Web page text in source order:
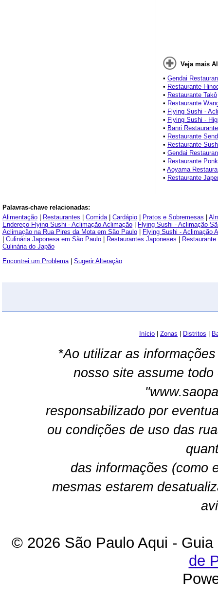
Veja mais
• Gendai
• Restaurante
• Restaurante Takô
• Restaurante
• Flying Sushi -
• Flying Sushi -
• Banri Restaurante
• Restaurante
• Restaurante
• Gendai
• Restaurante
• Aoyama
• Restaurante
Palavras-chave relacionadas:
Alimentação
Restaurantes Comida| Cardápio Pratos e Sobremesas
Endereço Flying Sushi - Aclimação Aclimação
Flying Sushi - Aclimação
Aclimação na Rua Pires da Mota em São Paulo
Flying Sushi - Aclimação
Culinária Japonesa em São Paulo Restaurantes Japoneses
Culinária do Japão
Encontrei um Problema| Sugerir Alteração
Início Zonas Distritos
*Ao utilizar as
nosso site assume
responsabilizado por
ou condições de uso das
das informações (como
mesmas estarem
© 2026 São Paulo Aqui -
de